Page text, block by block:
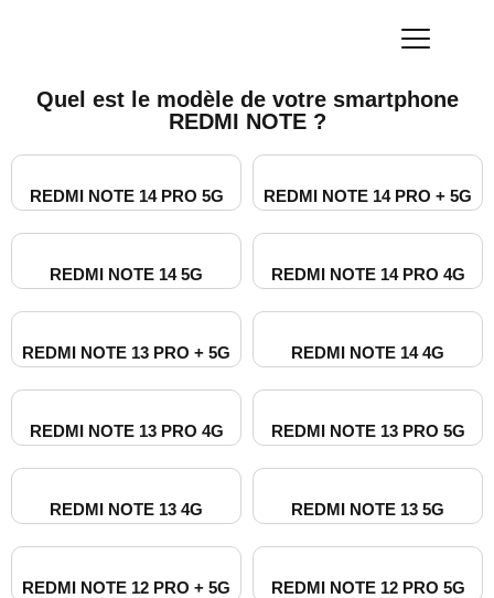
Quel est le modèle de votre smartphone
REDMI NOTE ?
REDMI NOTE 14 PRO 5G​ REDMI NOTE 14 PRO + 5G
REDMI NOTE 14 5G​ REDMI NOTE 14 PRO 4G​
REDMI NOTE 13 PRO + 5G REDMI NOTE 14 4G​
REDMI NOTE 13 PRO 4G​ REDMI NOTE 13 PRO 5G​
REDMI NOTE 13 4G​ REDMI NOTE 13 5G​
REDMI NOTE 12 PRO + 5G REDMI NOTE 12 PRO 5G